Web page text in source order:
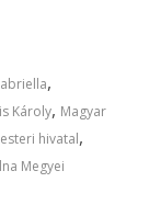
,
Károly, Magyar
hivatal,
Megyei